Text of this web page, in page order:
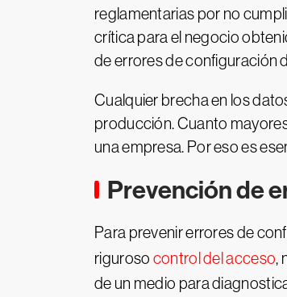
reglamentarias por no
crítica para el negocio
de errores de configuración
Cualquier brecha en los
producción. Cuanto
una empresa. Por eso es
Prevención de
Para prevenir errores de
riguroso control del acceso,
de un medio para